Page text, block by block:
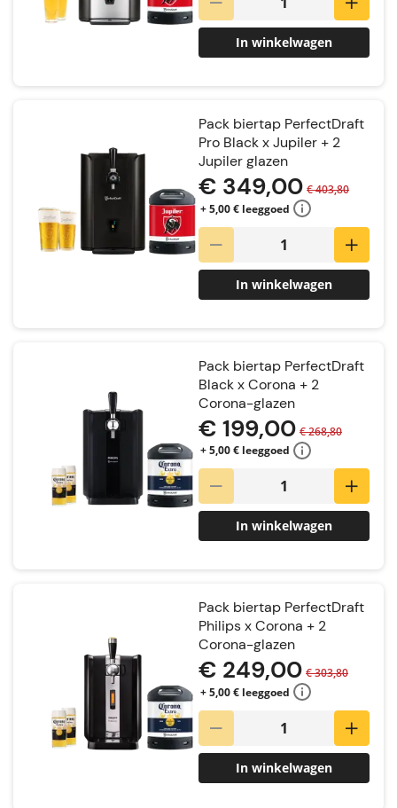
In winkelwagen
Pack biertap PerfectDraft
Pro Black x Jupiler + 2
Jupiler glazen
€ 349,00 € 403,80
+ 5,00 € leeggoed
In winkelwagen
Pack biertap PerfectDraft
Black x Corona + 2
Corona-glazen
€ 199,00 € 268,80
+ 5,00 € leeggoed
In winkelwagen
Pack biertap PerfectDraft
Philips x Corona + 2
Corona-glazen
€ 249,00 € 303,80
+ 5,00 € leeggoed
In winkelwagen